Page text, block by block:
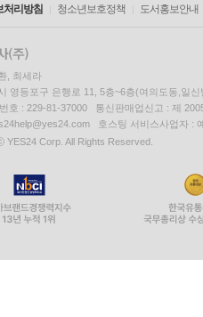
처리방침 청소년보호정책 도서홍보안내
, 최세라
영등포구 은행로 11, 5층~6층(여의도동,일신
호 : 229-81-37000 통신판매업신고 : 제
호스팅 서비스사업자 :
YES24 Corp. All Rights Reserved.